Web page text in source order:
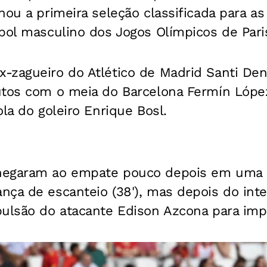
a primeira seleção classificada para
masculino dos Jogos Olímpicos de
zagueiro do Atlético de Madrid Santi
com o meia do Barcelona Fermín
do goleiro Enrique Bosl.
ao empate pouco depois em uma
de escanteio (38'), mas depois do
do atacante Edison Azcona para